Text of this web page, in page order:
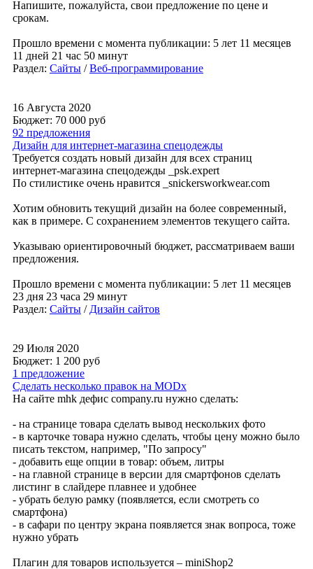
Напишите, пожалуйста, свои предложение по цене и
срокам.
Прошло времени с момента публикации: 5 лет 11 месяцев
11 дней 21 час 50 минут
Раздел: Сайты /Веб-программирование
16 Августа 2020
Бюджет: 70 000 руб
92 предложения
Дизайн для интернет-магазина спецодежды
Требуется создать новый дизайн для всех страниц
интернет-магазина спецодежды _psk.expert
По стилистике очень нравится _snickersworkwear.com
Хотим обновить текущий дизайн на более современный,
как в примере. С сохранением элементов текущего сайта.
Указываю ориентировочный бюджет, рассматриваем ваши
предложения.
Прошло времени с момента публикации: 5 лет 11 месяцев
23 дня 23 часа 29 минут
Раздел: Сайты / Дизайн сайтов
29 Июля 2020
Бюджет: 1 200 руб
1 предложение
Сделать несколько правок на MODx
На сайте mhk дефис company.ru нужно сделать:
- на странице товара сделать вывод нескольких фото
- в карточке товара нужно сделать, чтобы цену можно было
писать текстом, например, "По запросу"
- добавить еще опции в товар: объем, литры
- на главной странице в версии для смартфонов сделать
листинг в слайдере плавнее и удобнее
- убрать белую рамку (появляется, если смотреть со
смартфона)
- в сафари по центру экрана появляется знак вопроса, тоже
нужно убрать
Плагин для товаров используется – miniShop2